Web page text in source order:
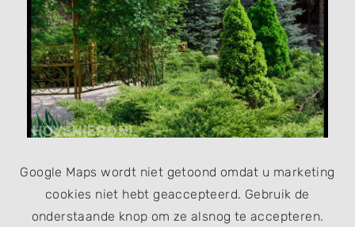
Google Maps wordt niet getoond omdat u marketing
cookies niet hebt geaccepteerd. Gebruik de
onderstaande knop om ze alsnog te accepteren.